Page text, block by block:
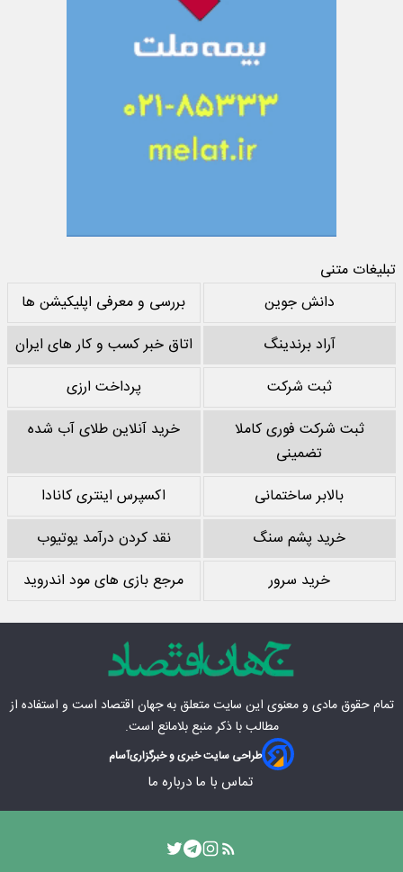
تبلیغات متنی
دانش جوین
بررسی و معرفی اپلیکیشن ها
آراد برندینگ
اتاق خبر کسب و کار های ایران
ثبت شرکت
پرداخت ارزی
ثبت شرکت فوری کاملا
تضمینی
خرید آنلاین طلای آب شده
بالابر ساختمانی
اکسپرس اینتری کانادا
خرید پشم سنگ
نقد کردن درآمد یوتیوب
خرید سرور
مرجع بازی های مود اندروید
تمام حقوق مادی‌ و معنوی این سایت متعلق بهجهان اقتصاد است و استفاده از
مطالب با ذکر منبع بلامانع است.
طراحی سایت خبری و خبرگزاریآسام
تماس با ما درباره ما